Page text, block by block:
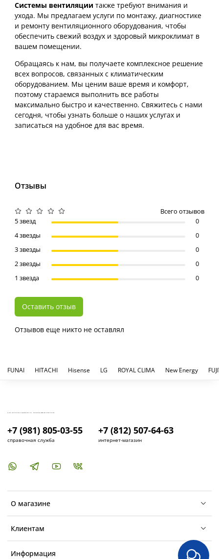
Системы вентиляции также требуют внимания и
ухода. Мы предлагаем услуги по монтажу, диагностике
и ремонту вентиляционного оборудования, чтобы
обеспечить свежий воздух и здоровый микроклимат в
вашем помещении.
Обращаясь к нам, вы получаете комплексное решение
всех вопросов, связанных с климатическим
оборудованием. Мы ценим ваше время и комфорт,
поэтому стараемся выполнить все работы
максимально быстро и качественно. Свяжитесь с нами
сегодня, чтобы узнать больше о наших услугах и
записаться на удобное для вас время.
Отзывы
Отзывов еще никто не оставлял
Всего отзывов
5 звезд
0
4 звезды
0
3 звезды
0
2 звезды
0
1 звезда
0
Оставить отзыв
FUNAI HITACHI Hisense LG ROYAL CLIMA New Energy
О магазине
Клиентам
Информация
+7 (981) 805-03-55
справочная служба
+7 (812) 507-64-63
интернет-магазин